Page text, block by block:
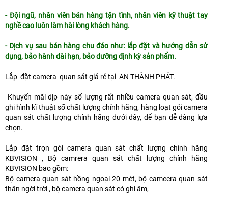
- Đội ngũ, nhân viên bán hàng tận tình, nhân viên kỹ thuật tay
nghề cao luôn làm hài lòng khách hàng.
- Dịch vụ sau bán hàng chu đáo như: lắp đặt và hướng dẫn sử
dụng, bảo hành dài hạn, bảo dưỡng định kỳ sản phẩm.
Lắp đặt camera quan sát giá rẻ tại AN THÀNH PHÁT.
Khuyến mãi dịp này số lượng rất nhiều camera quan sát, đầu
ghi hình kĩ thuật số chất lượng chính hãng, hàng loạt gói camera
quan sát chất lượng chính hãng dưới đây, để bạn dễ dàng lựa
chọn.
Lắp đặt trọn gói camera quan sát chất lượng chính hãng
KBVISION , Bộ camrera quan sát chất lượng chính hãng
KBVISION bao gồm:
Bộ camera quan sát hồng ngoại 20 mét, bộ cameera quan sát
thân ngời trời , bộ camera quan sát có ghi âm,